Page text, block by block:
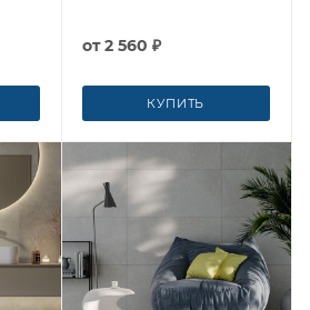
от2 560 ₽
КУПИТЬ